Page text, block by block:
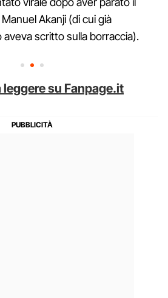
Akanji (di cui già
scritto sulla borraccia).
leggere su Fanpage.it